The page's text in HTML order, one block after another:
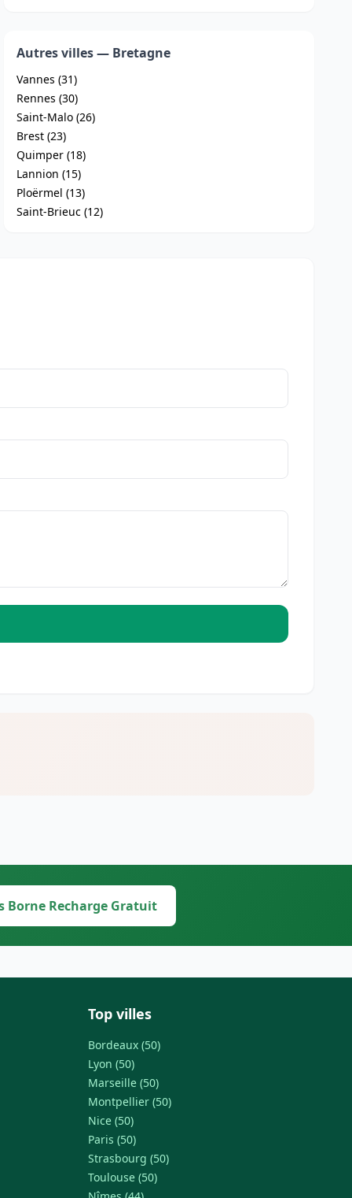
Autres villes — Bretagne
Vannes (31)
Rennes (30)
Saint-Malo (26)
Brest (23)
Quimper (18)
Lannion (15)
Ploërmel (13)
Saint-Brieuc (12)
Borne Recharge Gratuit
Top villes
Bordeaux (50)
Lyon (50)
Marseille (50)
Montpellier (50)
Nice (50)
Paris (50)
Strasbourg (50)
Toulouse (50)